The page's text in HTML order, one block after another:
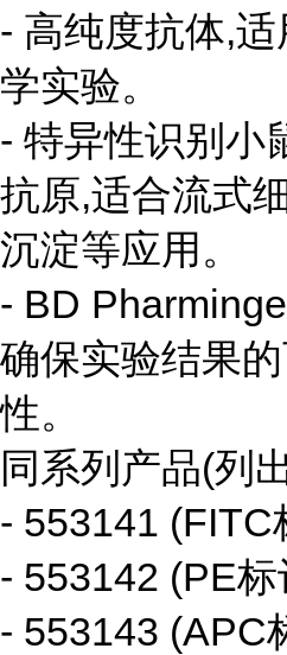
- 高纯度抗体,
学实验。
- 特异性识别小
抗原,适合流式
沉淀等应用。
- BD
确保实验结果
性。
同系列产品(列
- 553141 (FITC
- 553142 (PE标
- 553143 (APC